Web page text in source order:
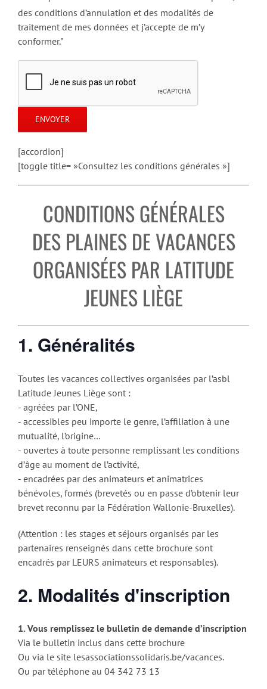
des conditions d’annulation et des modalités de
traitement de mes données et j’accepte de m’y
conformer."
[accordion]
[toggle title= »Consultez les conditions générales »]
CONDITIONS GÉNÉRALES
DES PLAINES DE VACANCES
ORGANISÉES PAR LATITUDE
JEUNES LIÈGE
1. Généralités
Toutes les vacances collectives organisées par l’asbl
Latitude Jeunes Liège sont :
- agréées par l’ONE,
- accessibles peu importe le genre, l’affiliation à une
mutualité, l’origine…
- ouvertes à toute personne remplissant les conditions
d’âge au moment de l’activité,
- encadrées par des animateurs et animatrices
bénévoles, formés (brevetés ou en passe d’obtenir leur
brevet reconnu par la Fédération Wallonie-Bruxelles).
(Attention : les stages et séjours organisés par les
partenaires renseignés dans cette brochure sont
encadrés par LEURS animateurs et responsables).
2. Modalités d'inscription
1. Vous remplissez le bulletin de demande d’inscription
Via le bulletin inclus dans cette brochure
Ou via le site lesassociationssolidaris.be/vacances.
Ou par téléphone au 04 342 73 13